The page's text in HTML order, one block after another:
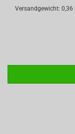
Versandgewicht: 0,36